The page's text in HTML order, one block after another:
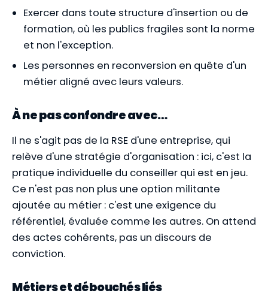
Exercer dans toute structure d'insertion ou de
formation, où les publics fragiles sont la norme
et non l'exception.
Les personnes en reconversion en quête d'un
métier aligné avec leurs valeurs.
À ne pas confondre avec…
Il ne s'agit pas de la RSE d'une entreprise, qui
relève d'une stratégie d'organisation : ici, c'est la
pratique individuelle du conseiller qui est en jeu.
Ce n'est pas non plus une option militante
ajoutée au métier : c'est une exigence du
référentiel, évaluée comme les autres. On attend
des actes cohérents, pas un discours de
conviction.
Métiers et débouchés liés